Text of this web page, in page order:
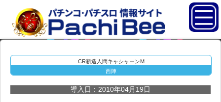
CR新造人間キャシャーンM
西陣
導入日：2010年04月19日